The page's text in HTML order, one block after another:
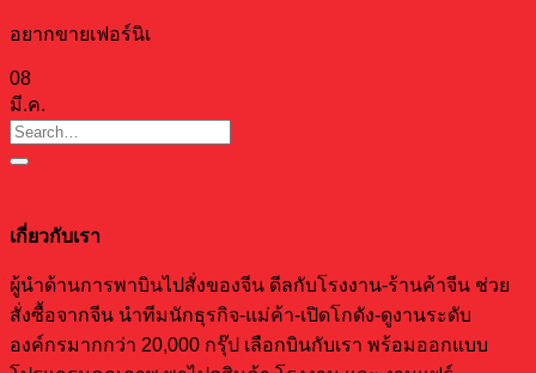
อยากขายเฟอร์นิเ
08
มี.ค.
เกี่ยวกับเรา
ผู้นำด้านการพาบินไปสั่งของจีน ดีลกับโรงงาน-ร้านค้าจีน ช่วย
สั่งซื้อจากจีน นำทีมนักธุรกิจ-แม่ค้า-เปิดโกดัง-ดูงานระดับ
องค์กรมากกว่า 20,000 กรุ๊ป เลือกบินกับเรา พร้อมออกแบบ